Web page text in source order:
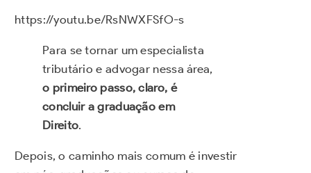
https://youtu.be/RsNWXFSfO-s
Para se tornar um especialista
tributário e advogar nessa área,
o primeiro passo, claro, é
concluir a graduação em
Direito.
Depois, o caminho mais comum é investir